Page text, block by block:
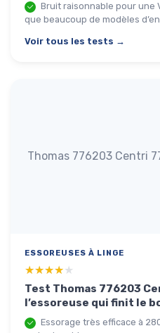
Bruit raisonnable pour une
que beaucoup de modèles
Voir tous les tests →
Thomas 776203 Centri
ESSOREUSES À LINGE
★★★★★
★★★★★
Test Thomas 776203
l’essoreuse qui finit le
Essorage très efficace à